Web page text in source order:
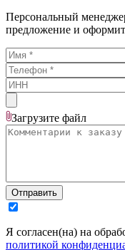
Персональный
предложение и
Загрузите файл
Отправить
Я согласен(на) на
политикой